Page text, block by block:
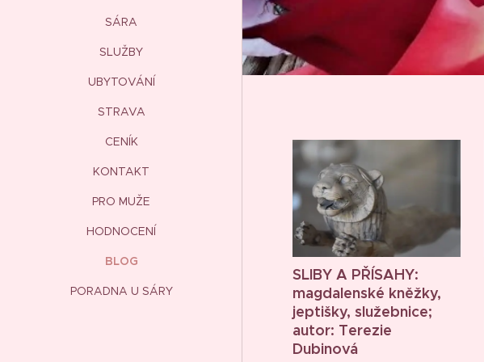
SÁRA
SLUŽBY
UBYTOVÁNÍ
STRAVA
CENÍK
KONTAKT
PRO MUŽE
HODNOCENÍ
BLOG
PORADNA U SÁRY
SLIBY A PŘÍSAHY:
magdalenské kněžky,
jeptišky, služebnice;
autor: Terezie
Dubinová